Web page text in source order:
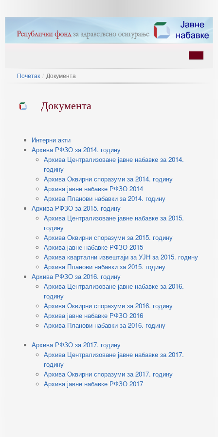
Почетак / Документа
Документа
Интерни акти
Архива РФЗО за 2014. годину
Архива Централизоване јавне набавке за 2014.
годину
Архива Оквирни споразуми за 2014. годину
Архива јавне набавке РФЗО 2014
Архива Планови набавки за 2014. годину
Архива РФЗО за 2015. годину
Архива Централизоване јавне набавке за 2015.
годину
Архива Оквирни споразуми за 2015. годину
Архива јавне набавке РФЗО 2015
Архива квартални извештаји за УЈН за 2015. годину
Архива Планови набавки за 2015. годину
Архива РФЗО за 2016. годину
Архива Централизоване јавне набавке за 2016.
годину
Архива Оквирни споразуми за 2016. годину
Архива јавне набавке РФЗО 2016
Архива Планови набавки за 2016. годину
Архива РФЗО за 2017. годину
Архива Централизоване јавне набавке за 2017.
годину
Архива Оквирни споразуми за 2017. годину
Архива јавне набавке РФЗО 2017